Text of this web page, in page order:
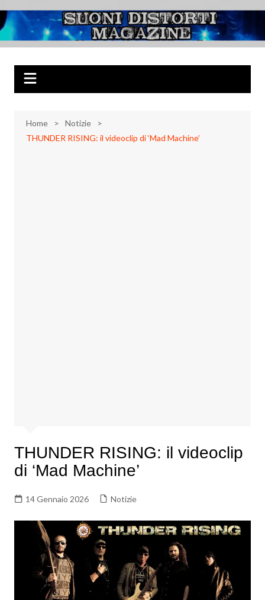
al
contenuto
Suoni Distorti
Magazine
Musica Rock, Metal, Punk e varie sonorità alternative
Home
Notizie
THUNDER RISING: il videoclip di ‘Mad Machine’
THUNDER RISING: il videoclip
di ‘Mad Machine’
14 Gennaio 2026 Notizie